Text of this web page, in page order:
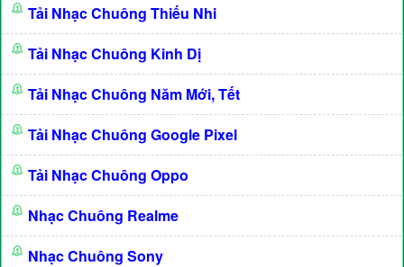
Tải Nhạc Chuông Thiếu Nhi
Tải Nhạc Chuông Kinh Dị
Tải Nhạc Chuông Năm Mới, Tết
Tải Nhạc Chuông Google Pixel
Tải Nhạc Chuông Oppo
Nhạc Chuông Realme
Nhạc Chuông Sony